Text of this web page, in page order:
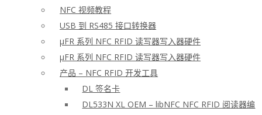
NFC 视频教程
USB 到 RS485 接口转换器
μFR 系列 NFC RFID 读写器写入器硬件
μFR 系列 NFC RFID 读写器写入器硬件
产品 – NFC RFID 开发工具
DL 签名卡
DL533N XL OEM – libNFC NFC RFID 阅读器编